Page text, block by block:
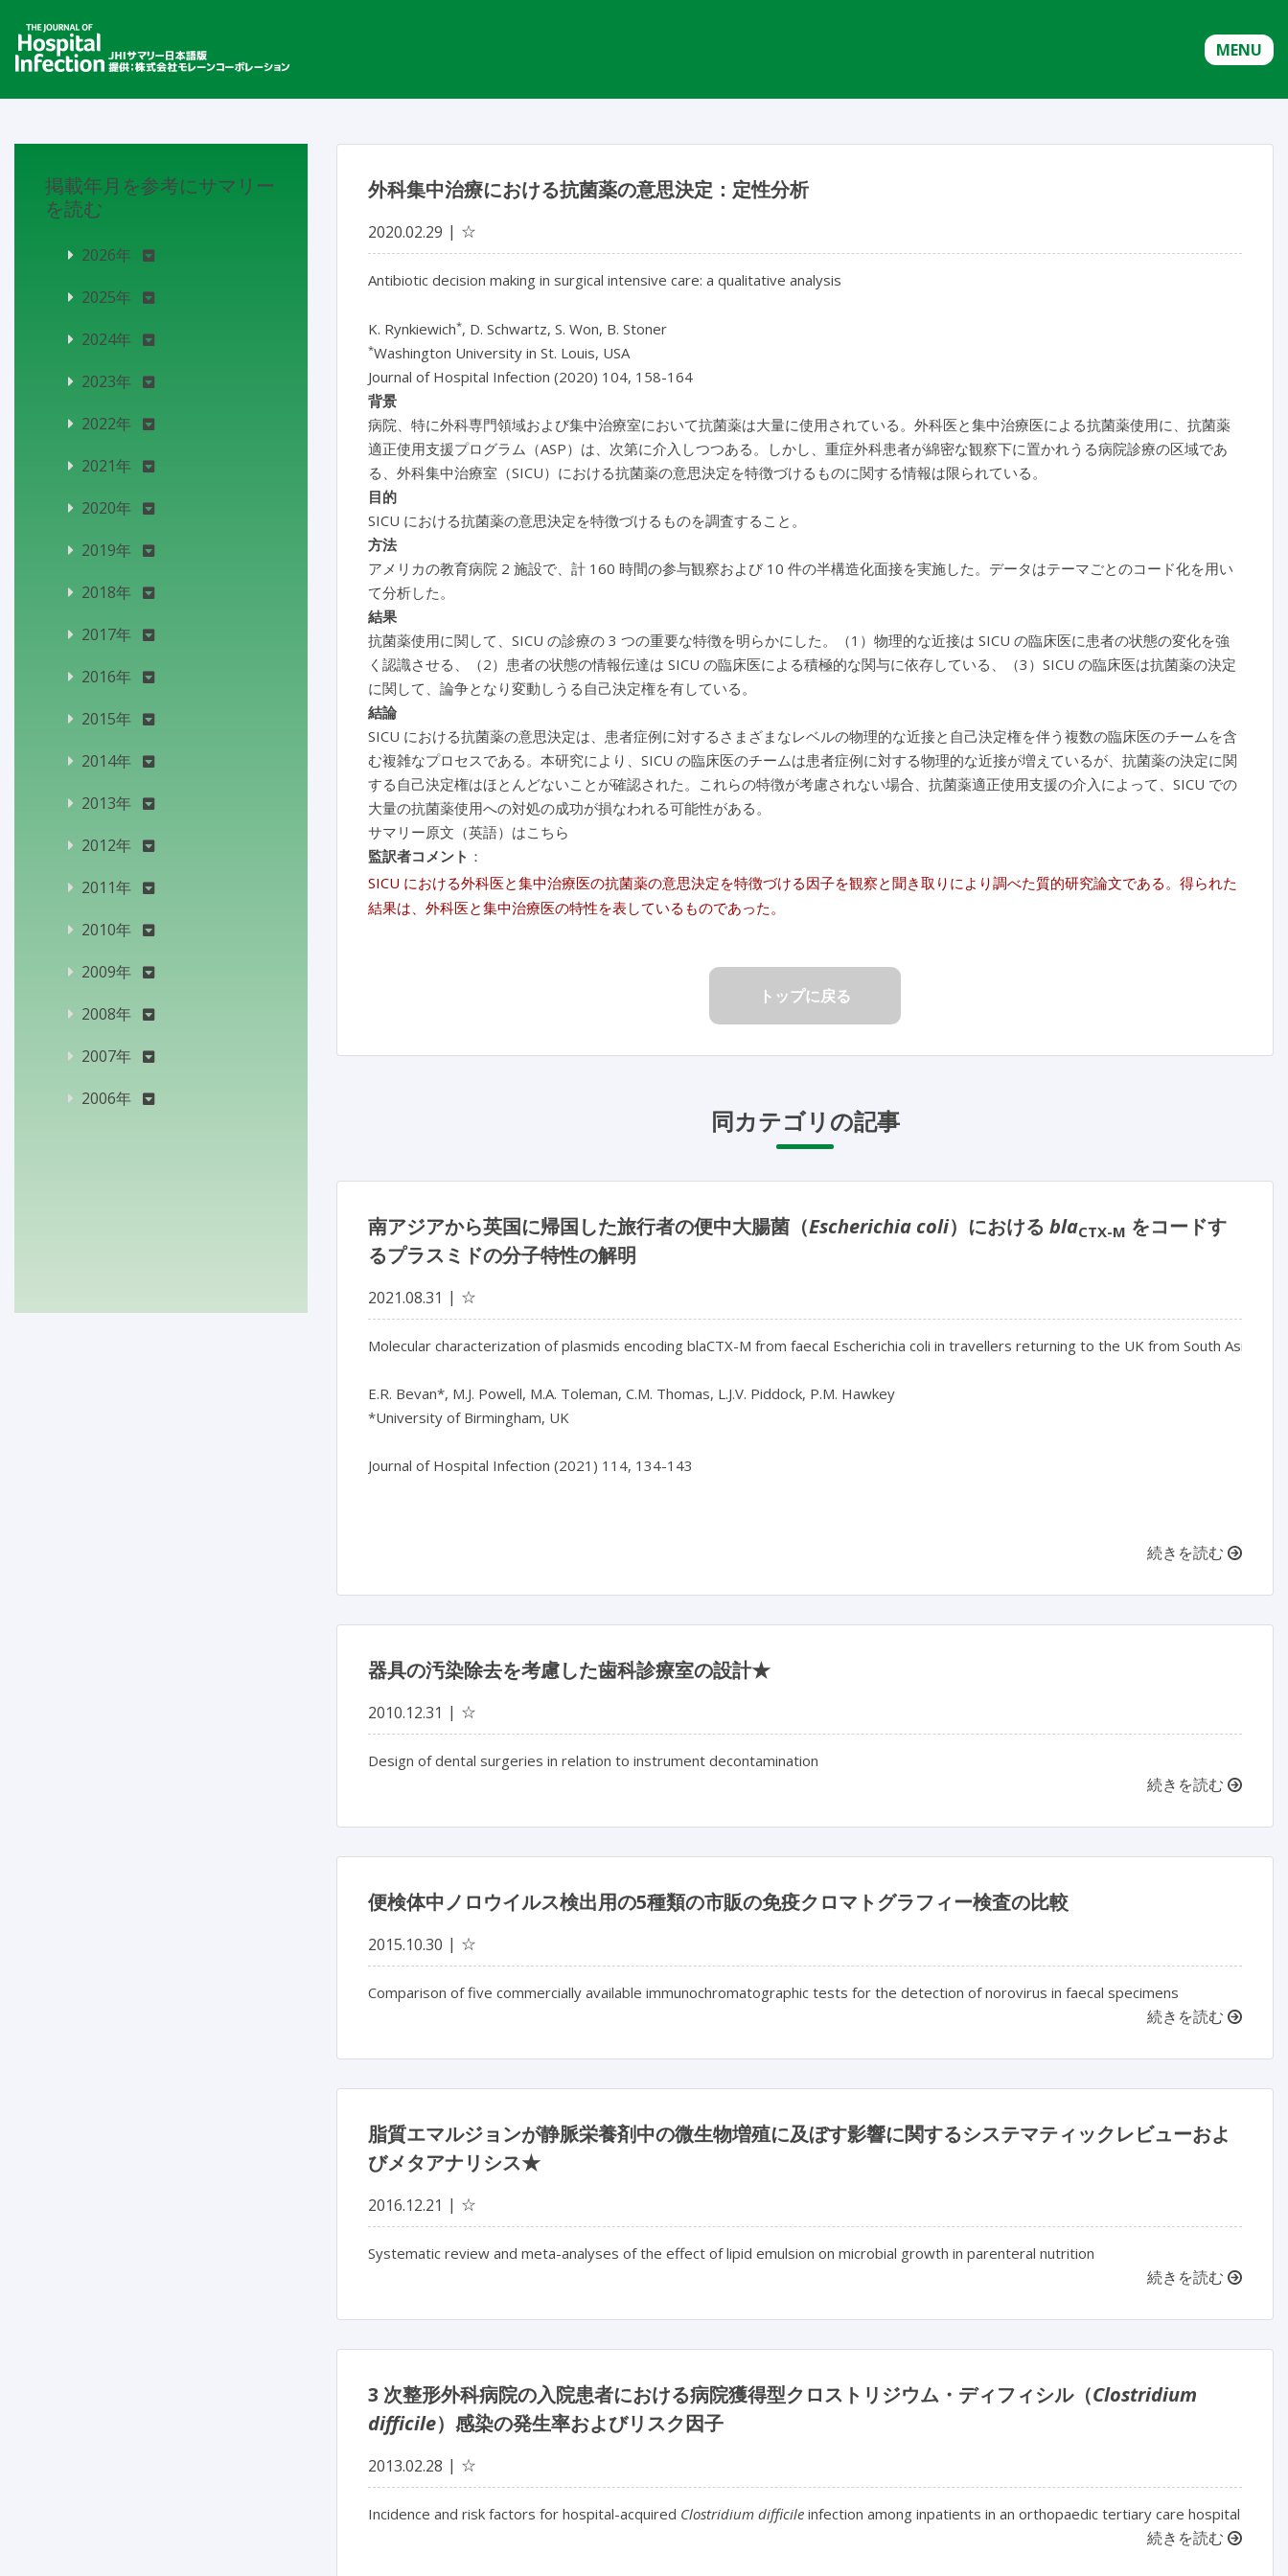
MENU
外科集中治療における抗菌薬の意思決定：定性分析
2020.02.29 ☆
Antibiotic decision making in surgical intensive care: a qualitative analysis
K. Rynkiewich*, D. Schwartz, S. Won, B. Stoner
*Washington University in St. Louis, USA
Journal of Hospital Infection (2020) 104, 158-164
背景
病院、特に外科専門領域および集中治療室において抗菌薬は大量に使用されている。外科医と集中治療医による抗菌薬使用に、抗菌薬
適正使用支援プログラム（ASP）は、次第に介入しつつある。しかし、重症外科患者が綿密な観察下に置かれうる病院診療の区域であ
る、外科集中治療室（SICU）における抗菌薬の意思決定を特徴づけるものに関する情報は限られている。
目的
SICU における抗菌薬の意思決定を特徴づけるものを調査すること。
方法
アメリカの教育病院 2 施設で、計 160 時間の参与観察および 10 件の半構造化面接を実施した。データはテーマごとのコード化を用い
て分析した。
結果
抗菌薬使用に関して、SICU の診療の 3 つの重要な特徴を明らかにした。（1）物理的な近接は SICU の臨床医に患者の状態の変化を強
く認識させる、（2）患者の状態の情報伝達は SICU の臨床医による積極的な関与に依存している、（3）SICU の臨床医は抗菌薬の決定
に関して、論争となり変動しうる自己決定権を有している。
結論
SICU における抗菌薬の意思決定は、患者症例に対するさまざまなレベルの物理的な近接と自己決定権を伴う複数の臨床医のチームを含
む複雑なプロセスである。本研究により、SICU の臨床医のチームは患者症例に対する物理的な近接が増えているが、抗菌薬の決定に関
する自己決定権はほとんどないことが確認された。これらの特徴が考慮されない場合、抗菌薬適正使用支援の介入によって、SICU での
大量の抗菌薬使用への対処の成功が損なわれる可能性がある。
サマリー原文（英語）はこちら
監訳者コメント ：
SICU における外科医と集中治療医の抗菌薬の意思決定を特徴づける因子を観察と聞き取りにより調べた質的研究論文である。得られた
結果は、外科医と集中治療医の特性を表しているものであった。
トップに戻る
同カテゴリの記事
南アジアから英国に帰国した旅行者の便中大腸菌（Escherichia coli）における blaCTX-M をコードす
るプラスミドの分子特性の解明
2021.08.31 ☆
Molecular characterization of plasmids encoding blaCTX-M from faecal Escherichia coli in travellers returning to the UK from South Asia
E.R. Bevan*, M.J. Powell, M.A. Toleman, C.M. Thomas, L.J.V. Piddock, P.M. Hawkey
*University of Birmingham, UK
Journal of Hospital Infection (2021) 114, 134-143
続きを読む
器具の汚染除去を考慮した歯科診療室の設計★
2010.12.31 ☆
Design of dental surgeries in relation to instrument decontamination
続きを読む
便検体中ノロウイルス検出用の5種類の市販の免疫クロマトグラフィー検査の比較
2015.10.30 ☆
Comparison of five commercially available immunochromatographic tests for the detection of norovirus in faecal specimens
続きを読む
脂質エマルジョンが静脈栄養剤中の微生物増殖に及ぼす影響に関するシステマティックレビューおよ
びメタアナリシス★
2016.12.21 ☆
Systematic review and meta-analyses of the effect of lipid emulsion on microbial growth in parenteral nutrition
続きを読む
3 次整形外科病院の入院患者における病院獲得型クロストリジウム・ディフィシル（Clostridium
difficile）感染の発生率およびリスク因子
2013.02.28 ☆
Incidence and risk factors for hospital-acquired Clostridium difficile infection among inpatients in an orthopaedic tertiary care hospital
続きを読む
掲載年月を参考にサマリー
を読む
2026年
2025年
2024年
2023年
2022年
2021年
2020年
2019年
2018年
2017年
2016年
2015年
2014年
2013年
2012年
2011年
2010年
2009年
2008年
2007年
2006年